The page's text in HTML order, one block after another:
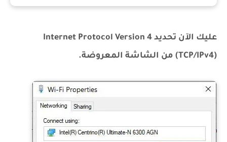
عليك الآن تحديد Internet Protocol Version 4
(TCP/IPv4) من الشاشة المعروضة.